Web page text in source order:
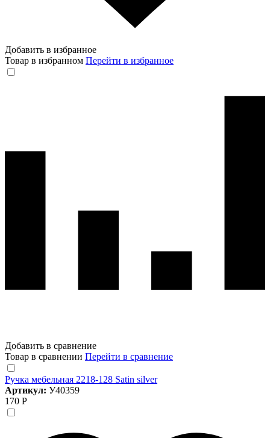
Добавить в избранное
Товар в избранном Перейти в избранное
Добавить в сравнение
Товар в сравнении Перейти в сравнение
Ручка мебельная 2218-128 Satin silver
Артикул: У40359
170 Р